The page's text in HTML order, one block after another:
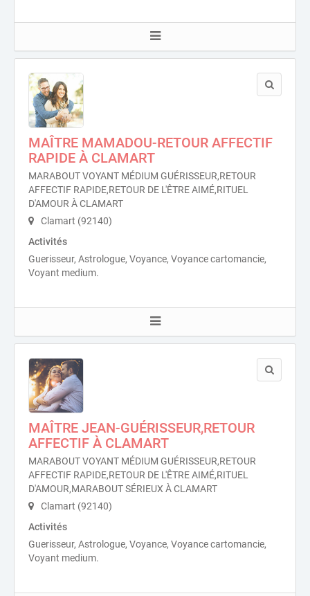
MAÎTRE MAMADOU-RETOUR AFFECTIF
RAPIDE À CLAMART
MARABOUT VOYANT MÉDIUM GUÉRISSEUR,RETOUR
AFFECTIF RAPIDE,RETOUR DE L'ÊTRE AIMÉ,RITUEL
D'AMOUR À CLAMART
Clamart (92140)
Activités
Guerisseur, Astrologue, Voyance, Voyance cartomancie,
Voyant medium.
MAÎTRE JEAN-GUÉRISSEUR,RETOUR
AFFECTIF À CLAMART
MARABOUT VOYANT MÉDIUM GUÉRISSEUR,RETOUR
AFFECTIF RAPIDE,RETOUR DE L'ÊTRE AIMÉ,RITUEL
D'AMOUR,MARABOUT SÉRIEUX À CLAMART
Clamart (92140)
Activités
Guerisseur, Astrologue, Voyance, Voyance cartomancie,
Voyant medium.